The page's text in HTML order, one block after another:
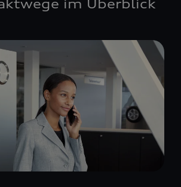
im Überblick